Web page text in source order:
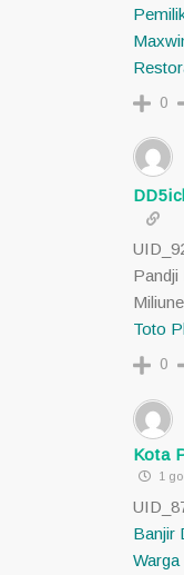
0
Pandji
Toto
0
Kota
1
Banjir